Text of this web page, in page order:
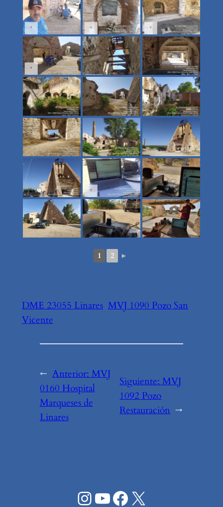
1 2 ►
DME 23055 Linares MVJ 1090 Pozo San
Vicente
← Anterior: MVJ
0160 Hospital
Marqueses de
Linares
Siguiente:MVJ
1092 Pozo
Restauración →
Instagram
YouTube
Facebook
X